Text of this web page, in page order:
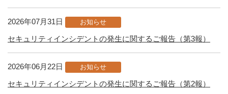
2026年07月31日 お知らせ
セキュリティインシデントの発生に関するご報告（第3報）
2026年06月22日 お知らせ
セキュリティインシデントの発生に関するご報告（第2報）